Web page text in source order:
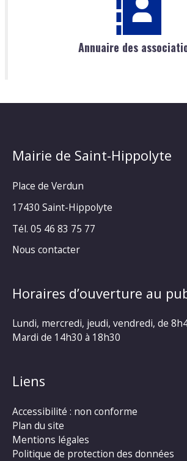
Annuaire des
Mairie de Saint-Hippolyte
Place de Verdun
17430 Saint-Hippolyte
Tél. 05 46 83 75 77
Nous contacter
Horaires d’ouverture au
Lundi, mercredi, jeudi, vendredi, de
Mardi de 14h30 à 18h30
Liens
Accessibilité : non conforme
Plan du site
Mentions légales
Politique de protection des données